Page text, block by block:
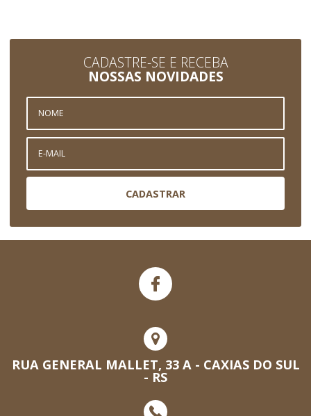
CADASTRE-SE E RECEBA
NOSSAS NOVIDADES
CADASTRAR
RUA GENERAL MALLET, 33 A - CAXIAS DO SUL
- RS